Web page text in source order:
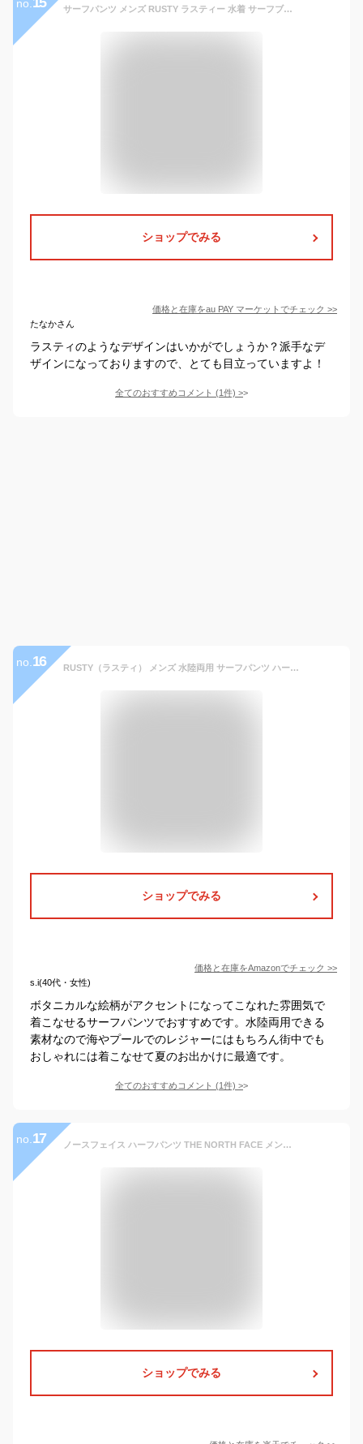
no. サーフパンツ メンズ RUSTY ラスティー 水着 サーフブランド 918411
ショップでみる
価格と在庫をau PAY マーケット でチェック >>
たなかさん
ラスティのようなデザインはいかがでしょうか？派手なデ
ザインになっておりますので、とても目立っていますよ！
全てのおすすめコメント (1件) >
no. 16 RUSTY（ラスティ） メンズ 水陸両用 サーフパンツ ハーフパンツ 水着 ボードショーツ 海パン rst-919403-28-BEG
ショップでみる
価格と在庫をAmazonでチェック >>
s.i(40代・女性)
ボタニカルな絵柄がアクセントになってこなれた雰囲気で
着こなせるサーフパンツでおすすめです。水陸両用できる
素材なので海やプールでのレジャーにはもちろん街中でも
おしゃれには着こなせて夏のお出かけに最適です。
全てのおすすめコメント (1件) >
no. 17 ノースフェイス ハーフパンツ THE NORTH FACE メンズ CLASS V PULL ON SHORT 2021春夏 NF0A5A5X
ショップでみる